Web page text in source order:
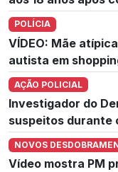
POLÍCIA
VÍDEO: Mãe
autista em
AÇÃO POLICIAL
Investigador do
suspeitos durante
NOVOS
Vídeo mostra PM